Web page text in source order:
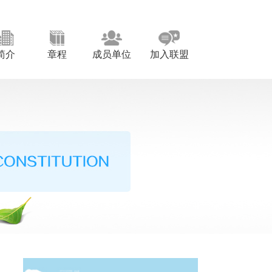
介 章程 成员单位 加入联盟